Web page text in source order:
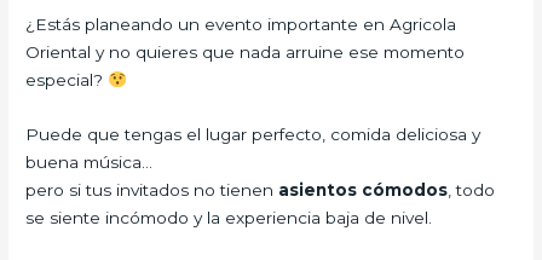
¿Estás planeando un evento importante en Agricola
Oriental y no quieres que nada arruine ese momento
especial?
Puede que tengas el lugar perfecto, comida deliciosa y
buena música…
pero si tus invitados no tienen asientos cómodos , todo
se siente incómodo y la experiencia baja de nivel.